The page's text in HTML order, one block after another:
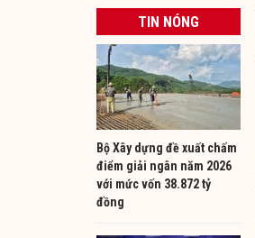
TIN NÓNG
Bộ Xây dựng đề xuất chấm
điểm giải ngân năm 2026
với mức vốn 38.872 tỷ
đồng